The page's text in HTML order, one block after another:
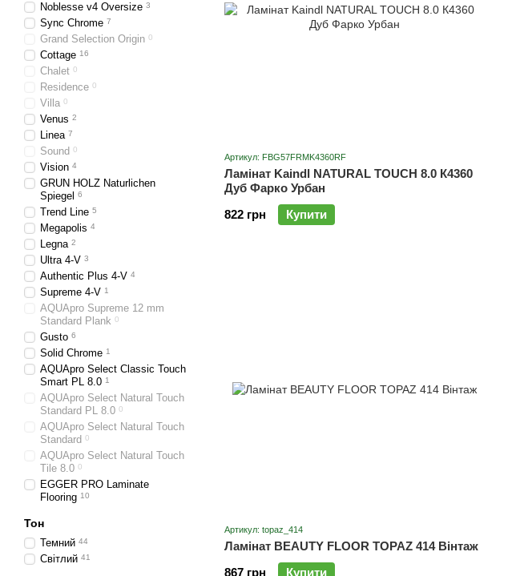
Артикул: FBG57FRMK4360RF
Ламінат Kaindl NATURAL TOUCH 8.0 К4360
Дуб Фарко Урбан
822 грн
Купити
Артикул: topaz_414
Ламінат BEAUTY FLOOR TOPAZ 414 Вінтаж
867 грн
Купити
Noblesse v4 Oversize 3
Sync Chrome 7
Grand Selection Origin 0
Cottage 16
Chalet 0
Residence 0
Villa 0
Venus 2
Linea 7
Sound 0
Vision 4
GRUN HOLZ Naturlichen
Spiegel
6
Trend Line 5
Megapolis 4
Legna 2
Ultra 4-V 3
Authentic Plus 4-V 4
Supreme 4-V 1
AQUApro Supreme 12 mm
Standard Plank 0
Gusto 6
Solid Chrome 1
AQUApro Select Classic Touch
Smart PL 8.0 1
AQUApro Select Natural Touch
Standard PL 8.0 0
AQUApro Select Natural Touch
Standard 0
AQUApro Select Natural Touch
Tile 8.0 0
EGGER PRO Laminate
Flooring 10
Тон
Темний 44
Cвітлий 41